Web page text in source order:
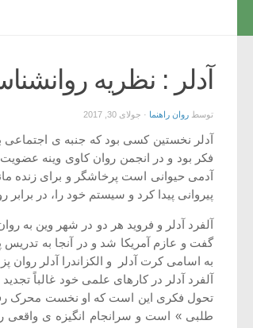
آدلر : نظریه
توسط روان راهنما · جولای 30, 2017
آدلر نخستین کسی بود که جنبه ی اجتماعی بودن آدمی را خاطرنشان ساخت. او در سال
آدمی حیوانی است پرخاشگر و برای زنده
پیروانی پیدا کرد و سیستم خود را، در
گفت و عازم آمریکا شد و در آنجا به تدریس
به اسامی کرت آدلر و الکزاندرا آدلر روان
آلفرد آدلر در کارهای علمی خود غالباً
تحول فکری این است که او نخست محرک
طلبی » است و سرانجام انگیزه ی واقعی